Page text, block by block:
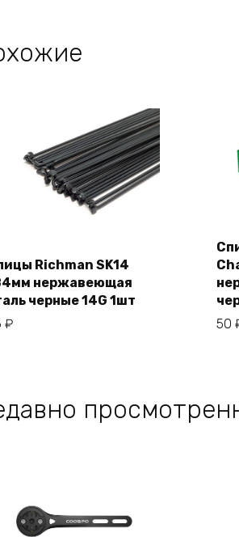
В корзину
Richman SK14
нержавеющая
черные 14G 1шт
₽
50